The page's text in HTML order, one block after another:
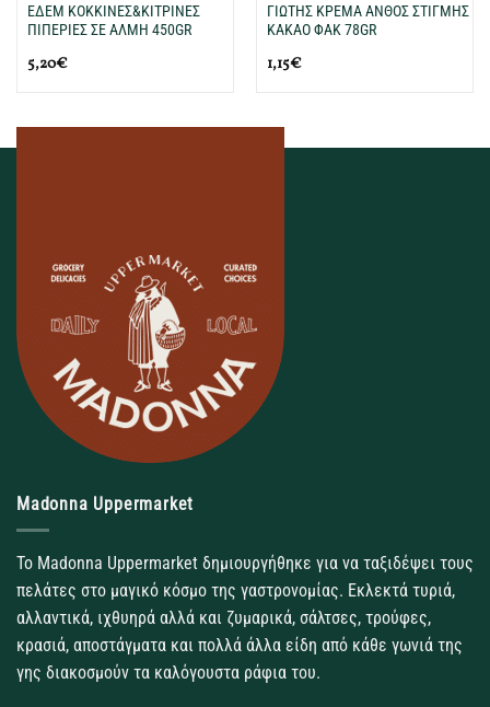
ΕΔΕΜ ΚΟΚΚΙΝΕΣ&ΚΙΤΡΙΝΕΣ
ΠΙΠΕΡΙΕΣ ΣΕ ΑΛΜΗ 450GR
5,20€
ΓΙΩΤΗΣ ΚΡΕΜΑ ΑΝΘΟΣ ΣΤΙΓΜΗΣ
ΚΑΚΑΟ ΦΑΚ 78GR
1,15€
Madonna Uppermarket
Το Madonna Uppermarket δημιουργήθηκε για να ταξιδέψει τους
πελάτες στο μαγικό κόσμο της γαστρονομίας. Εκλεκτά τυριά,
αλλαντικά, ιχθυηρά αλλά και ζυμαρικά, σάλτσες, τρούφες,
κρασιά, αποστάγματα και πολλά άλλα είδη από κάθε γωνιά της
γης διακοσμούν τα καλόγουστα ράφια του.